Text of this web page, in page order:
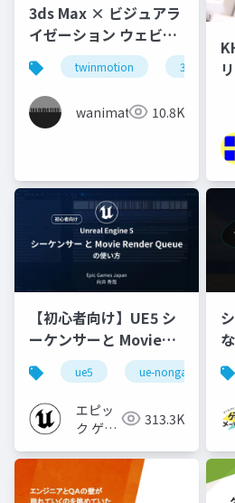
3ds Max × ビジュアラ
イゼーション ウェビナ
ー 第5弾 ～3ds
Max_Vray &
Twinmotionワークフ
ロー～Share
twinmotion 3dsmax
wanimation 10.8K
【初心者向け】UE5 シ
ーケンサーと Movie
Render Queue の使い
方【Cinematic Dive
2023】
ue5 ue-nongame
エピッ
ク ゲー
ャパン
313.3K